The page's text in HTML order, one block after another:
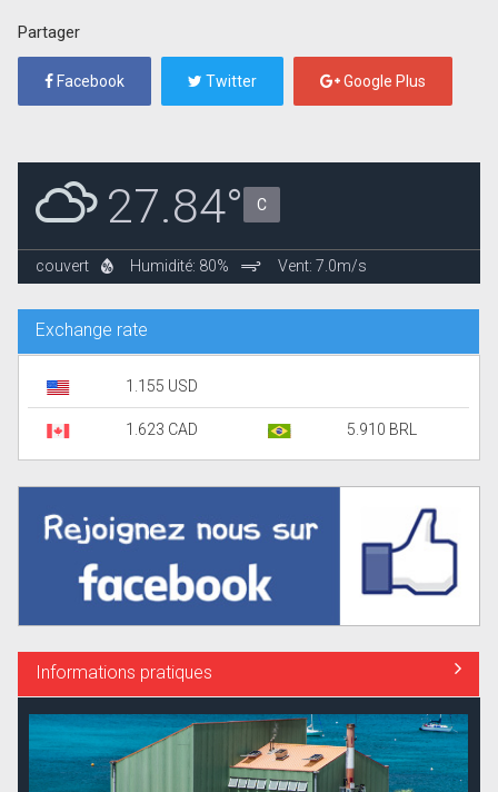
Partager
Facebook Twitter Google Plus
27.84° C
couvert Humidité: 80% Vent: 7.0m/s
Exchange rate
1.155 USD
1.623 CAD 5.910 BRL
Informations pratiques